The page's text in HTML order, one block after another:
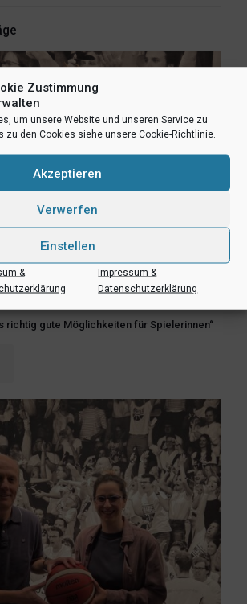
Zustimmung
um unsere Website und unseren Service zu
zu den Cookies siehe unsere Cookie-Richtlinie.
Akzeptieren
Verwerfen
Einstellen
&
Impressum &
Datenschutzerklärung
richtig gute Möglichkeiten für Spielerinnen“